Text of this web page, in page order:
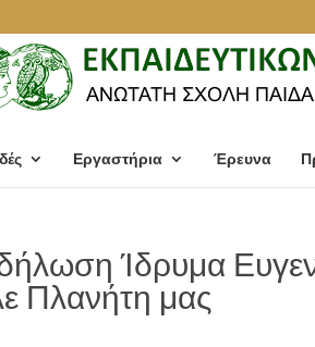
Εργαστήρια Έρευνα
Ίδρυμα
Πλανήτη μας